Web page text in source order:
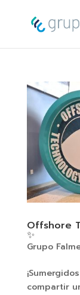
Offshore
✨
Grupo
compartir